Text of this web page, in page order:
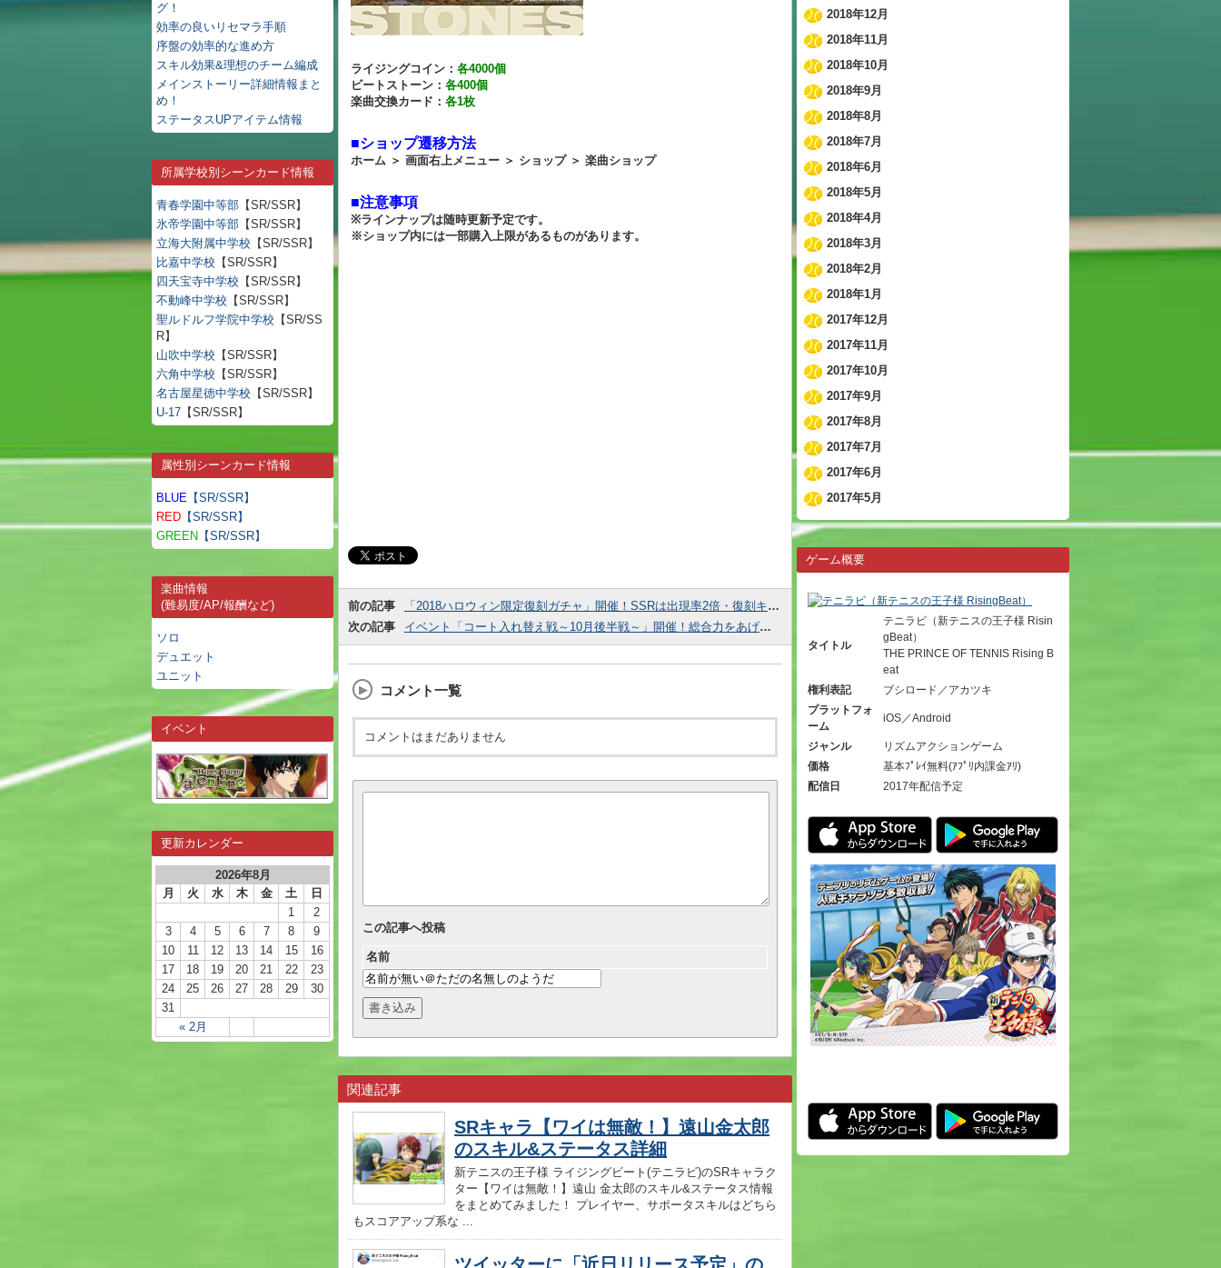
グ！
効率の良いリセマラ手順
序盤の効率的な進め方
スキル効果&理想のチーム編成
メインストーリー詳細情報まと
め！
ステータスUPアイテム情報
所属学校別シーンカード情報
青春学園中等部 【SR/SSR】
氷帝学園中等部 【SR/SSR】
立海大附属中学校 【SR/SSR】
比嘉中学校 【SR/SSR】
四天宝寺中学校 【SR/SSR】
不動峰中学校 【SR/SSR】
聖ルドルフ学院中学校 【SR/SS
R】
山吹中学校 【SR/SSR】
六角中学校 【SR/SSR】
名古屋星徳中学校 【SR/SSR】
U-17 【SR/SSR】
属性別シーンカード情報
BLUE 【SR/SSR】
RED 【SR/SSR】
GREEN 【SR/SSR】
楽曲情報
(難易度/AP/報酬など)
ソロ
デュエット
ユニット
イベント
更新カレンダー
2026年8月
月
火 水 木 金 土 日
« 2月
1
2
3
4 5 6 7 8
9
10
11 12 13 14 15
16
17
18 19 20 21 22
23
24
25 26 27 28 29
30
31
ライジングコイン： 各4000個
ビートストーン： 各400個
楽曲交換カード： 各1枚
■ショップ遷移方法
ホーム ＞ 画面右上メニュー ＞ ショップ ＞ 楽曲ショップ
■注意事項
※ラインナップは随時更新予定です。
※ショップ内には一部購入上限があるものがあります。
前の記事
「2018ハロウィン限定復刻ガチャ」開催！SSRは出現率2倍・復刻キャラ確定で登場！
次の記事
イベント「コート入れ替え戦～10月後半戦～」開催！総合力をあげて高評価ポイントを獲得しよう！
コメント一覧
コメントはまだありません
この記事へ投稿
名前
関連記事
SRキャラ【ワイは無敵！】遠山金太郎
のスキル&ステータス詳細
新テニスの王子様 ライジングビート(テニラビ)のSRキャラク
ター【ワイは無敵！】遠山 金太郎のスキル&ステータス情報
をまとめてみました！ プレイヤー、サポータスキルはどちら
もスコアアップ系な ...
2018年12月
2018年11月
2018年10月
2018年9月
2018年8月
2018年7月
2018年6月
2018年5月
2018年4月
2018年3月
2018年2月
2018年1月
2017年12月
2017年11月
2017年10月
2017年9月
2017年8月
2017年7月
2017年6月
2017年5月
ゲーム概要
タイトル
テニラビ（新テニスの王子様 Risin
gBeat）
THE PRINCE OF TENNIS Rising B
eat
権利表記
ブシロード／アカツキ
プラットフォ
ーム
iOS／Android
ジャンル
リズムアクションゲーム
価格
基本ﾌﾟﾚｲ無料(ｱﾌﾟﾘ内課金ｱﾘ)
配信日
2017年配信予定